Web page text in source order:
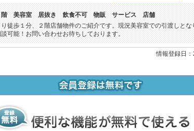
階 美容室 居抜き 飲食不可 物販 サービス 店舗
徒歩１分、２階店舗物件のご紹介です。現況美容室での引渡しと
可能！お問い合わせお待ちしております。
情報登録日